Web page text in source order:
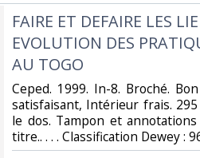
‎FAIRE ET DEFAIRE LES
EVOLUTION DES
AU TOGO‎
‎Ceped. 1999. In-8. Broché.
satisfaisant, Intérieur frais.
le dos. Tampon et
titre.. . . . Classification Dewey :